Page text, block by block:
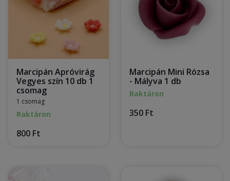
Marcipán Apróvirág
Vegyes szín 10 db 1
csomag
1 csomag
Raktáron
800 Ft
Marcipán Mini Rózsa
- Mályva 1 db
Raktáron
350 Ft